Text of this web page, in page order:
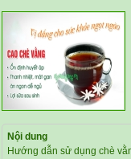
Nội dung
Hướng dẫn sử dụng chè